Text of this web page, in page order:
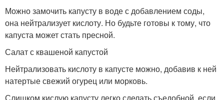
Можно замочить капусту в воде с добавлением соды,
она нейтрализует кислоту. Но будьте готовы к тому, что
капуста может стать пресной.
Салат с квашеной капустой
Нейтрализовать кислоту в капусте можно, добавив к ней
натертые свежий огурец или морковь.
Слишком кислую капусту легко сделать съедобной, если